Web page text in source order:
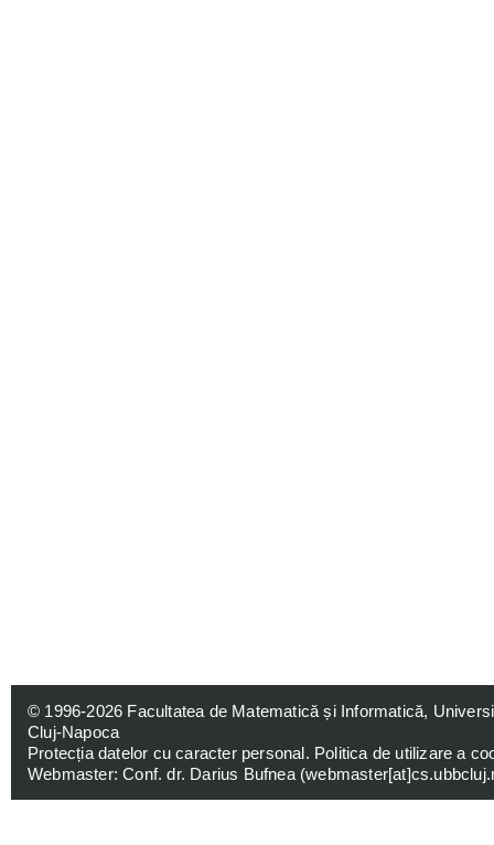
© 1996-2026 Facultatea de Matematică și Informatică,
Cluj-Napoca
Protecția datelor cu caracter personal. Politica de utilizare a
Webmaster: Conf. dr. Darius Bufnea (